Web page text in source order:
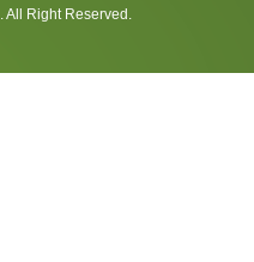
Right Reserved.